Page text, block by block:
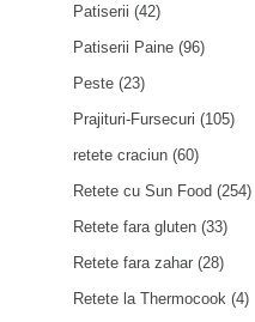
Patiserii (42)
Patiserii Paine (96)
Peste (23)
Prajituri-Fursecuri (105)
retete craciun (60)
Retete cu Sun Food (254)
Retete fara gluten (33)
Retete fara zahar (28)
Retete la Thermocook (4)